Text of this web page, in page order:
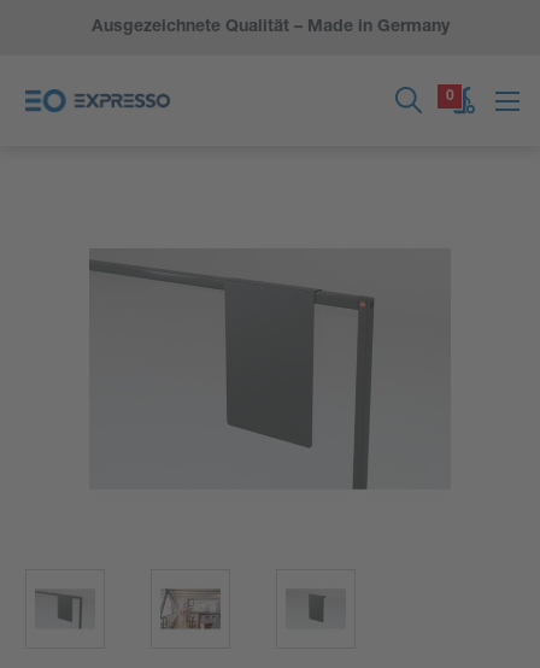
Ausgezeichnete Qualität – Made in Germany
0